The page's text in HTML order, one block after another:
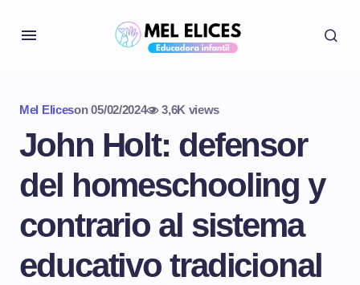
Mel Eliceson 05/02/2024 3,6K views
John Holt: defensor
del homeschooling y
contrario al sistema
educativo tradicional